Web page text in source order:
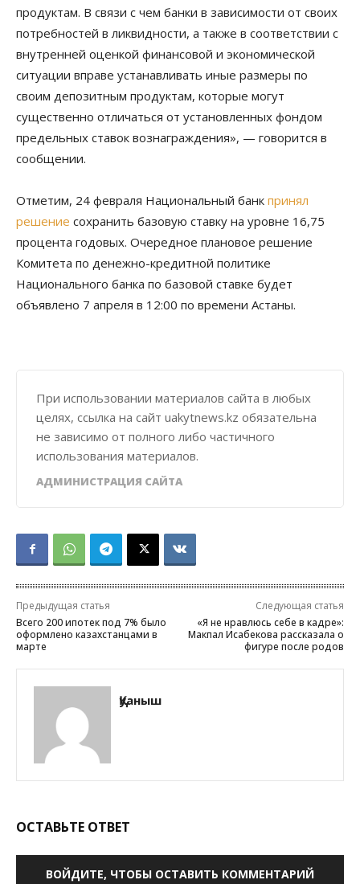
продуктам. В связи с чем банки в зависимости от своих
потребностей в ликвидности, а также в соответствии с
внутренней оценкой финансовой и экономической
ситуации вправе устанавливать иные размеры по
своим депозитным продуктам, которые могут
существенно отличаться от установленных фондом
предельных ставок вознаграждения», — говорится в
сообщении.
Отметим, 24 февраля Национальный банк принял
решение сохранить базовую ставку на уровне 16,75
процента годовых. Очередное плановое решение
Комитета по денежно-кредитной политике
Национального банка по базовой ставке будет
объявлено 7 апреля в 12:00 по времени Астаны.
При использовании материалов сайта в любых
целях, ссылка на сайт uakytnews.kz обязательна
не зависимо от полного либо частичного
использования материалов.
АДМИНИСТРАЦИЯ САЙТА
Предыдущая статья
Всего 200 ипотек под 7% было
оформлено казахстанцами в
марте
Следующая статья
«Я не нравлюсь себе в кадре»:
Макпал Исабекова рассказала о
фигуре после родов
Қуаныш
ОСТАВЬТЕ ОТВЕТ
ВОЙДИТЕ, ЧТОБЫ ОСТАВИТЬ КОММЕНТАРИЙ